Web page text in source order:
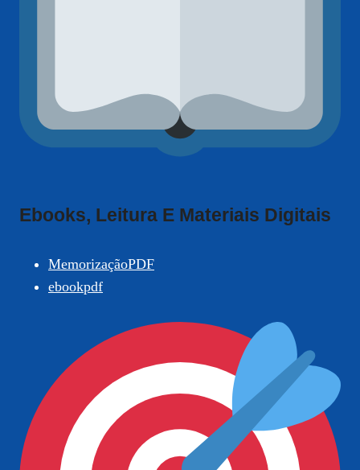
Ebooks, Leitura E Materiais Digitais
MemorizaçãoPDF
ebookpdf